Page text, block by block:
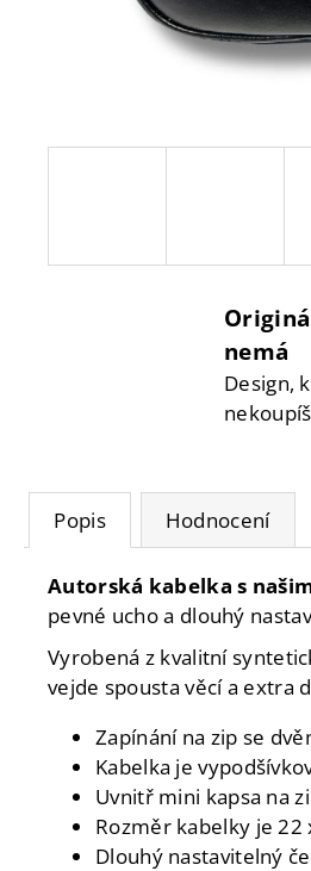
nemá
Design,
nekoupíš
Popis Hodnocení
Autorská kabelka s
pevné ucho a dlouhý
Vyrobená z kvalitní
vejde spousta věcí a extra
Zapínání na zip se
Kabelka je
Uvnitř mini kapsa na
Rozměr kabelky je
Dlouhý nastavitelný